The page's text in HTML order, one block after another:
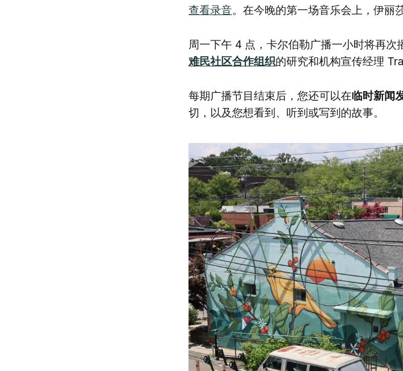
查看录音。在今晚的第一场音乐会上，伊丽
周一下午 4 点，卡尔伯勒广播一小时将再次
难民社区合作组织的研究和机构宣传经理
每期广播节目结束后，您还可以在临时新闻
切，以及您想看到、听到或写到的故事。